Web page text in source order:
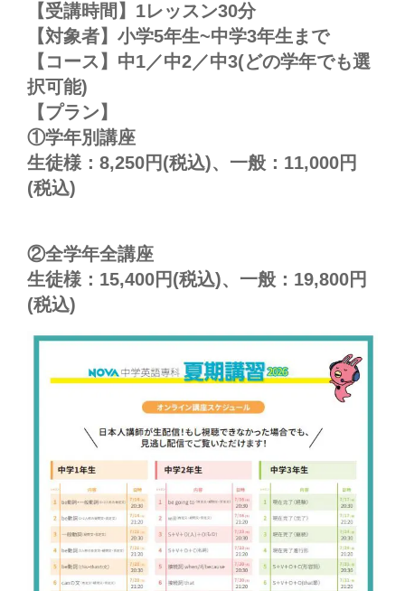
【受講時間】1レッスン30分
【対象者】小学5年生~中学3年生まで
【コース】中1／中2／中3(どの学年でも選
択可能)
【プラン】
①学年別講座
生徒様：8,250円(税込)、一般：11,000円
(税込)
②全学年全講座
生徒様：15,400円(税込)、一般：19,800円
(税込)